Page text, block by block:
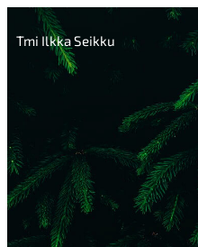
Tmi Ilkka Seikku